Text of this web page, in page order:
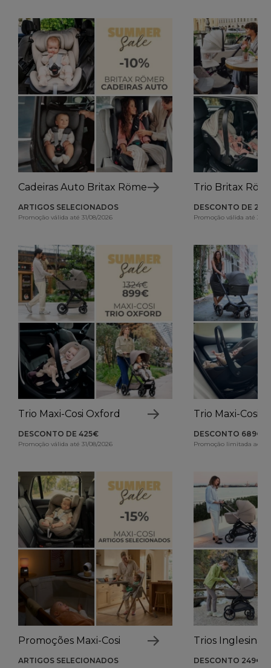
Cadeiras Auto Britax Römer
ARTIGOS SELECIONADOS
Promoção válida até 31/08/2026
Trio Britax
DESCONTO DE
Promoção válida até 31/
Trio Maxi-Cosi Oxford
DESCONTO DE 425€
Promoção válida até 31/08/2026
Trio Maxi-Cosi
DESCONTO 689€
Promoção limitada ao
Promoções Maxi-Cosi
ARTIGOS SELECIONADOS
Trios Inglesina
DESCONTO 249€